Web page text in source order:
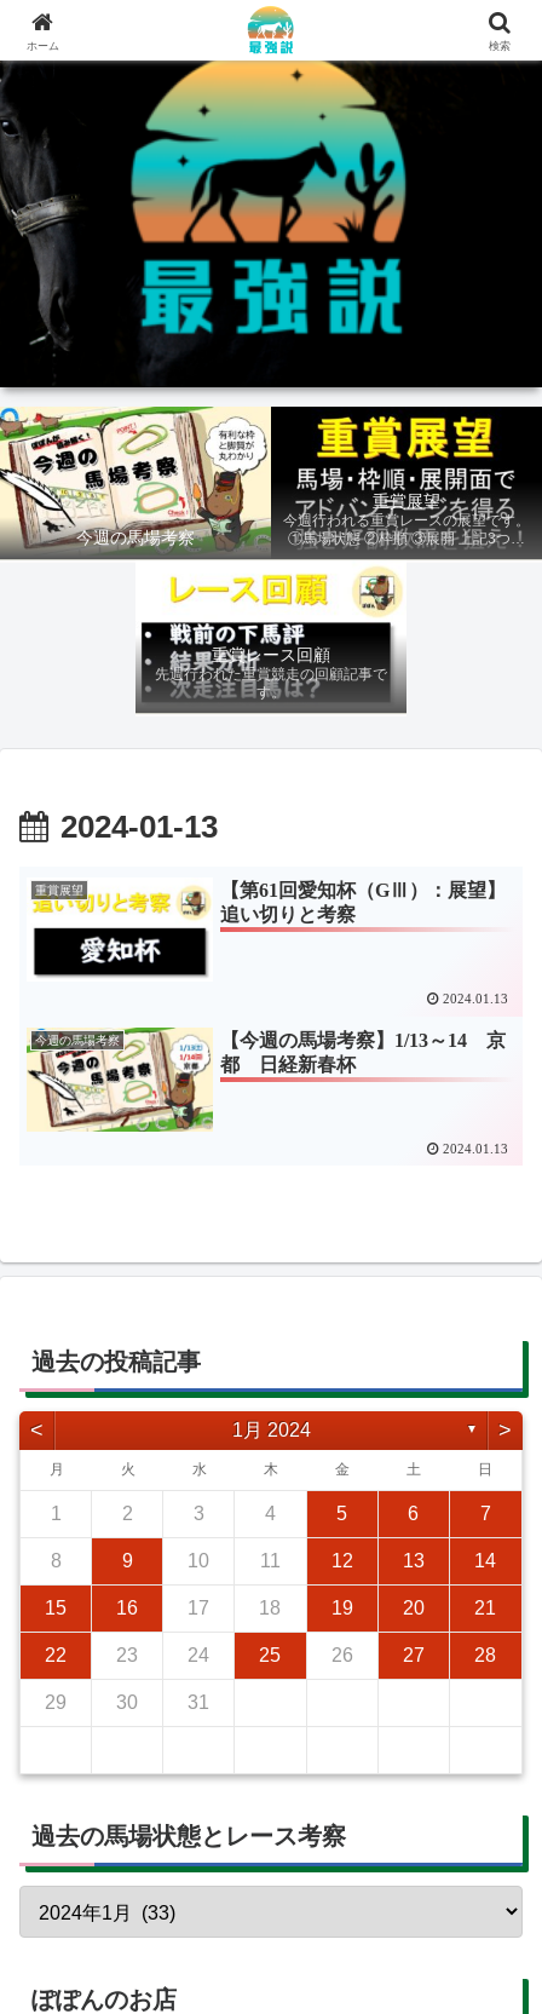
今週の馬場考察
重賞展望
今週行われる重賞レースの展望です。
①馬場状態 ②枠順 ③展開 上記3つの
ファクターから有利にレースを運べる
馬を導き、追い切りの動きを加味して
最終評価を下します。
重賞レース回顧
先週行われた重賞競走の回顧記事で
す。
2024-01-13
重賞展望
【第61回愛知杯（GⅢ）：展望】
追い切りと考察
2024.01.13
今週の馬場考察
【今週の馬場考察】1/13～14 京
都 日経新春杯
2024.01.13
過去の投稿記事
< 1月 2024 ▼ >
月 火 水 木 金 土 日
1 2 3 4 5 6 7
8 9 10 11 12 13 14
15 16 17 18 19 20 21
22 23 24 25 26 27 28
29 30 31
過去の馬場状態とレース考察
ぽぽんのお店
ホーム 検索